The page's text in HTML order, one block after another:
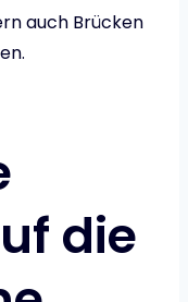
auch Brücken
die